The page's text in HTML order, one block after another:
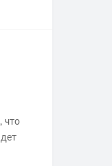
что